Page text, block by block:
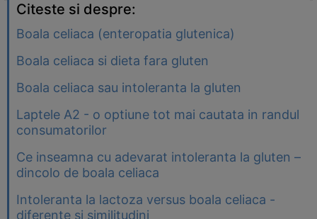
Citeste si despre:
Boala celiaca (enteropatia glutenica)
Boala celiaca si dieta fara gluten
Boala celiaca sau intoleranta la gluten
Laptele A2 - o optiune tot mai cautata in randul
consumatorilor
Ce inseamna cu adevarat intoleranta la gluten –
dincolo de boala celiaca
Intoleranta la lactoza versus boala celiaca -
diferente si similitudini